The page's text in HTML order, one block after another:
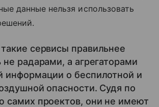
данные нельзя использовать
сервисы правильнее
не радарами, а агрегаторами
информации о беспилотной и
опасности. Судя по
самих проектов, они не имеют